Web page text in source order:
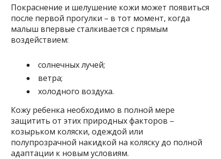
Покраснение и шелушение кожи может появиться
после первой прогулки – в тот момент, когда
малыш впервые сталкивается с прямым
воздействием:
солнечных лучей;
ветра;
холодного воздуха.
Кожу ребенка необходимо в полной мере
защитить от этих природных факторов –
козырьком коляски, одеждой или
полупрозрачной накидкой на коляску до полной
адаптации к новым условиям.